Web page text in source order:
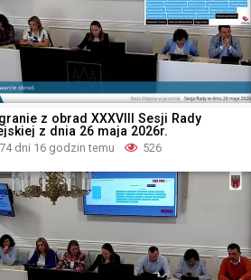
z obrad XXXVIII Sesji Rady
z dnia 26 maja 2026r.
74 dni 16 godzin temu 526